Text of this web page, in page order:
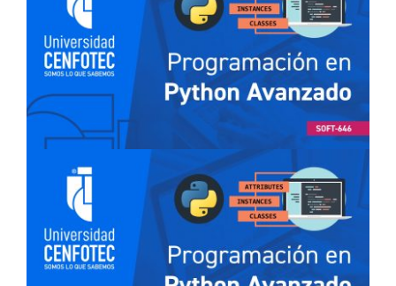
Las
pueden
página
de
producto